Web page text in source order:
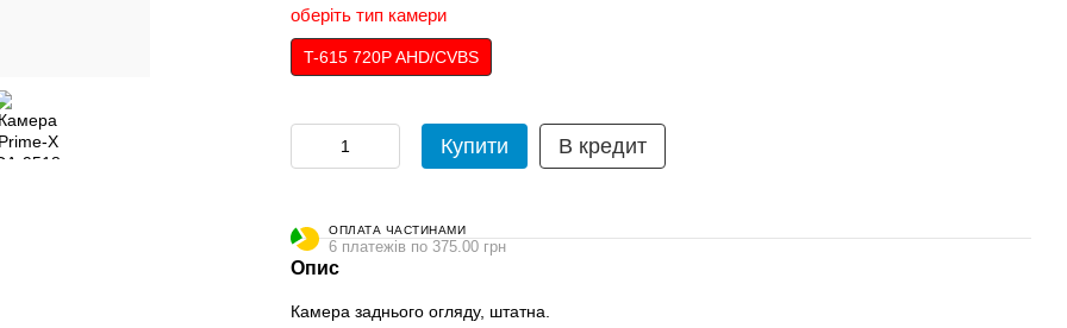
оберіть тип камери
T-615 720P AHD/CVBS
Купити В кредит
ОПЛАТА ЧАСТИНАМИ
6 платежів по 375.00 грн
Опис
Камера заднього огляду, штатна.